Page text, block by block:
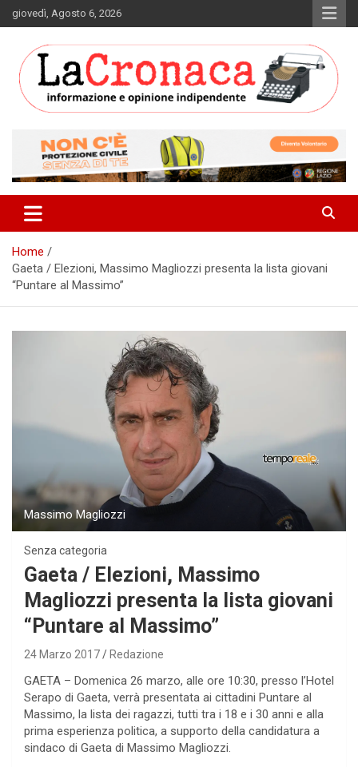
Skip
to
giovedì, Agosto 6, 2026
La Cronaca Quotidiano
Home
Gaeta / Elezioni, Massimo Magliozzi presenta la lista giovani
“Puntare al Massimo”
Massimo Magliozzi
Senza categoria
Gaeta / Elezioni, Massimo
Magliozzi presenta la lista giovani
“Puntare al Massimo”
24 Marzo 2017 Redazione
GAETA – Domenica 26 marzo, alle ore 10:30, presso l’Hotel
Serapo di Gaeta, verrà presentata ai cittadini Puntare al
Massimo, la lista dei ragazzi, tutti tra i 18 e i 30 anni e alla
prima esperienza politica, a supporto della candidatura a
sindaco di Gaeta di Massimo Magliozzi.